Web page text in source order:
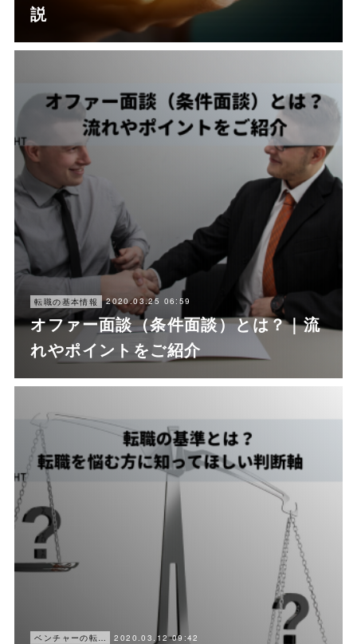
説
転職の基本情報 2020.03.25 06:59
オファー面談（条件面談）とは？｜流
れやポイントをご紹介
ベンチャーの転職ノウハウ 2020.03.12 09:42